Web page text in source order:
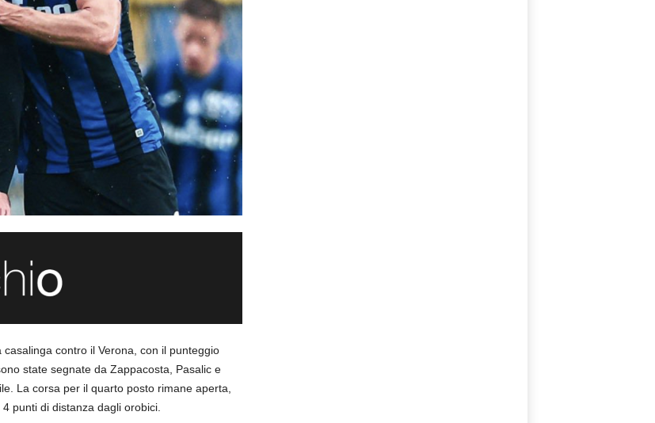
contro il Verona, con il punteggio
state segnate da Zappacosta, Pasalic e
La corsa per il quarto posto rimane aperta,
punti di distanza dagli orobici.